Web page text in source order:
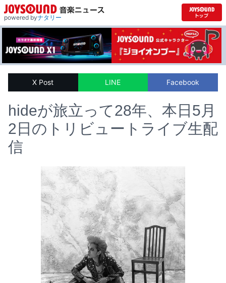
powered byナタリー
X Post LINE Facebook
hideが旅立って28年、本日5月
2日のトリビュートライブ生配
信